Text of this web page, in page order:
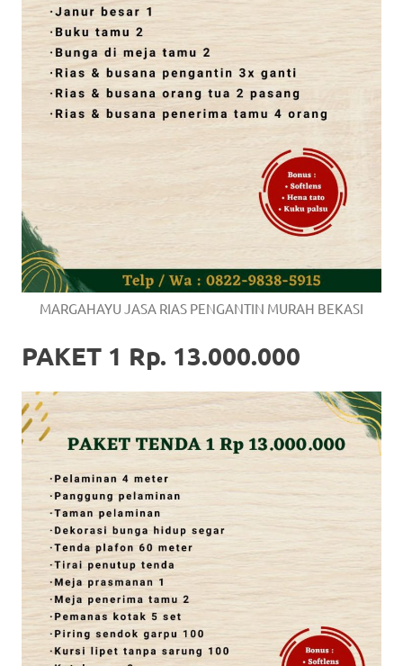
MARGAHAYU JASA RIAS PENGANTIN MURAH BEKASI
PAKET 1 Rp. 13.000.000